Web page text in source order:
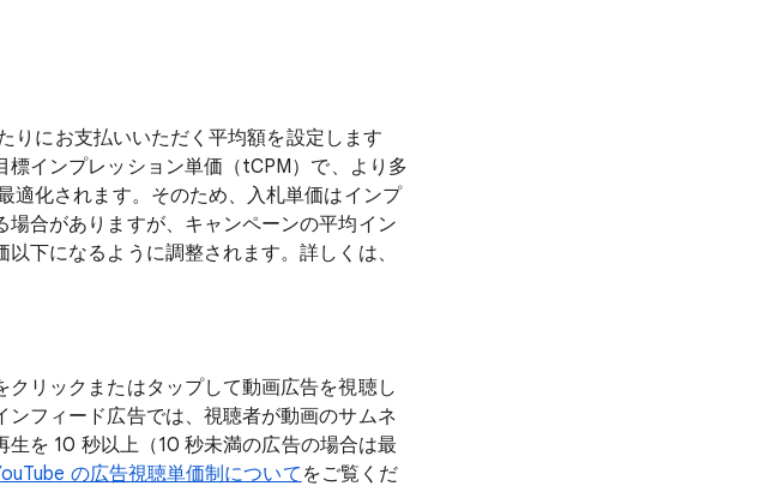
りにお支払いいただく平均額を設定します
標インプレッション単価（tCPM）で、より多
適化されます。そのため、入札単価はインプ
合がありますが、キャンペーンの平均イン
下になるように調整されます。詳しくは、
リックまたはタップして動画広告を視聴し
フィード広告では、視聴者が動画のサムネ
を 10 秒以上（10 秒未満の広告の場合は最
の広告視聴単価制について をご覧くだ